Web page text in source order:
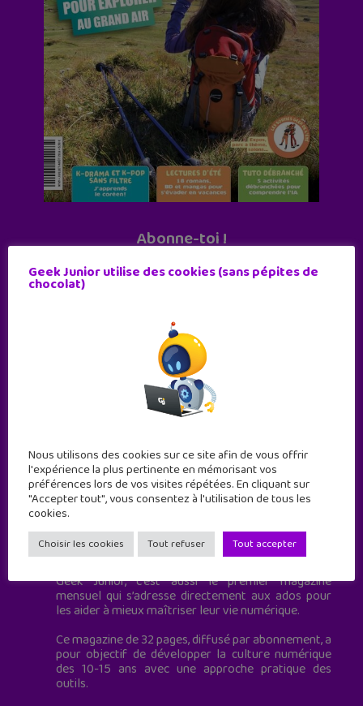
Abonne-toi !
11 numéros par an
Geek Junior est le premier site de culture numérique
à destination des adolescents.
Geek Junior, c’est aussi le premier magazine
mensuel qui s’adresse directement aux ados pour
les aider à mieux maîtriser leur vie numérique.
Ce magazine de 32 pages, diffusé par abonnement, a
pour objectif de développer la culture numérique
des 10-15 ans avec une approche pratique des
outils.
Geek Junior utilise des cookies (sans pépites de
chocolat)
Nous utilisons des cookies sur ce site afin de vous offrir
l'expérience la plus pertinente en mémorisant vos
préférences lors de vos visites répétées. En cliquant sur
"Accepter tout", vous consentez à l'utilisation de tous les
cookies.
Choisir les cookies Tout refuser Tout accepter